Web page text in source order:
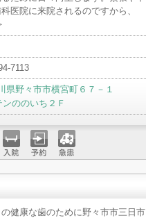
医院に来院されるのですから、
7113
県野々市市横宮町６７－１
ンののいち２Ｆ
院 予約 急患
健康な歯のために野々市市三日市